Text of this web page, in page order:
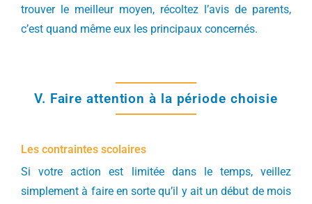
trouver le meilleur moyen, récoltez l’avis de parents,
c’est quand même eux les principaux concernés.
V. Faire attention à la période choisie
Les contraintes scolaires
Si votre action est limitée dans le temps, veillez
simplement à faire en sorte qu’il y ait un début de mois